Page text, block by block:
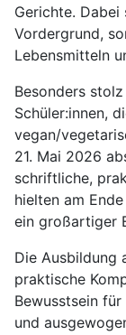
Gerichte.
Vordergrund,
Lebensmitteln
Besonders
Schüler:innen,
vegan/
21. Mai 2026
schriftliche,
hielten am
ein großartiger
Die Ausbildung
praktische
Bewusstsein
und